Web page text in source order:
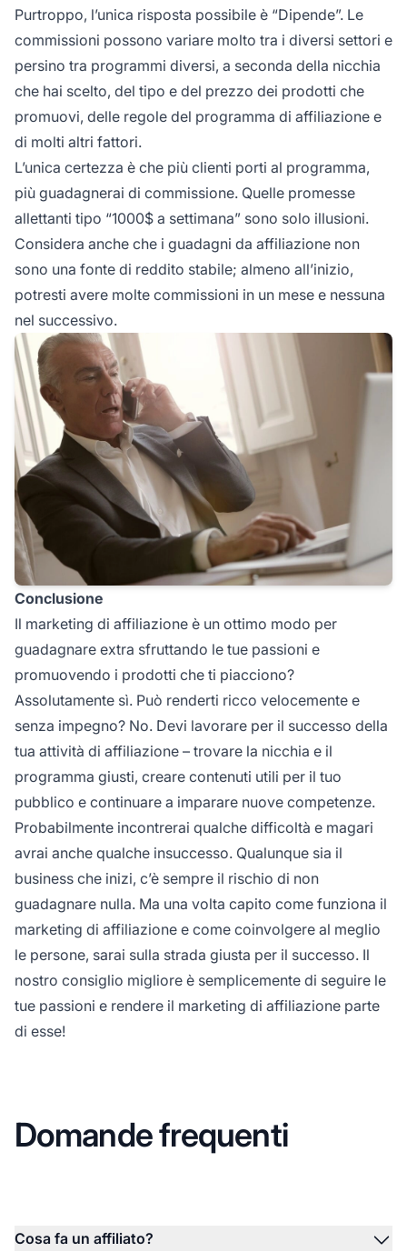
Purtroppo, l’unica risposta possibile è “Dipende”. Le
commissioni possono variare molto tra i diversi settori e
persino tra programmi diversi, a seconda della nicchia
che hai scelto, del tipo e del prezzo dei prodotti che
promuovi, delle regole del programma di affiliazione e
di molti altri fattori.
L’unica certezza è che più clienti porti al programma,
più guadagnerai di commissione. Quelle promesse
allettanti tipo “1000$ a settimana” sono solo illusioni.
Considera anche che i guadagni da affiliazione non
sono una fonte di reddito stabile; almeno all’inizio,
potresti avere molte commissioni in un mese e nessuna
nel successivo.
Conclusione
Il marketing di affiliazione è un ottimo modo per
guadagnare extra sfruttando le tue passioni e
promuovendo i prodotti che ti piacciono?
Assolutamente sì. Può renderti ricco velocemente e
senza impegno? No. Devi lavorare per il successo della
tua attività di affiliazione – trovare la nicchia e il
programma giusti, creare contenuti utili per il tuo
pubblico e continuare a imparare nuove competenze.
Probabilmente incontrerai qualche difficoltà e magari
avrai anche qualche insuccesso. Qualunque sia il
business che inizi, c’è sempre il rischio di non
guadagnare nulla. Ma una volta capito come funziona il
marketing di affiliazione e come coinvolgere al meglio
le persone, sarai sulla strada giusta per il successo. Il
nostro consiglio migliore è semplicemente di seguire le
tue passioni e rendere il marketing di affiliazione parte
di esse!
Domande frequenti
Cosa fa un affiliato?